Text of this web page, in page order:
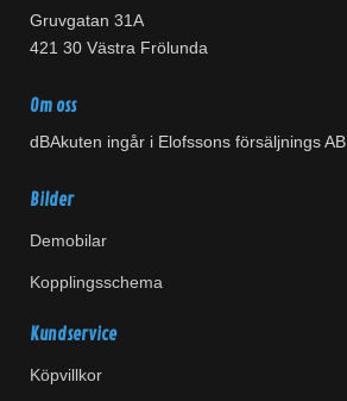
Gruvgatan 31A
421 30 Västra Frölunda
Om oss
dBAkuten ingår i Elofssons försäljnings AB
Bilder
Demobilar
Kopplingsschema
Kundservice
Köpvillkor